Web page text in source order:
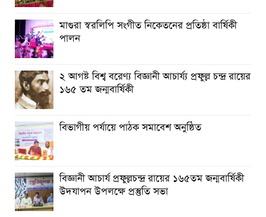
মাগুরায় জুলাই গণঅভ্যুত্থান দিবস পালিত
বর্ষার প্রকৃতি রাঙিয়ে তুলেছে কদম ফুল
মাগুরা স্বরলিপি সংগীত নিকেতনের প্রতিষ্ঠা বার্ষিকী
পালন
২ আগষ্ট বিশ্ব বরেণ্য বিজ্ঞানী আচার্য্য প্রফুল্ল চন্দ্র রায়ের
১৬৫ তম জন্মবার্ষিকী
বিভাগীয় পর্যায়ে পাঠক সমাবেশ অনুষ্ঠিত
বিজ্ঞানী আচার্য প্রফুল্লচন্দ্র রায়ের ১৬৫তম জন্মবার্ষিকী
উদযাপন উপলক্ষে প্রস্তুতি সভা